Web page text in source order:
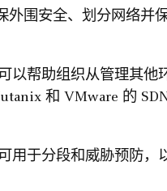
围安全、划分网络并
以帮助组织从管理其他
和 VMware 的
用于分段和威胁预防，